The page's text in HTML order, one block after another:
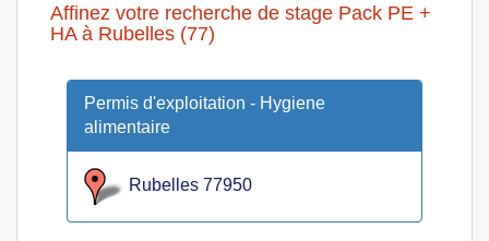
Affinez votre recherche de stage Pack PE +
HA à Rubelles (77)
Permis d'exploitation - Hygiene
alimentaire
Rubelles 77950